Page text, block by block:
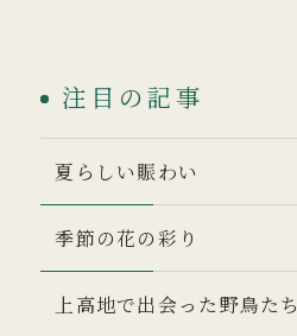
注目の記事
夏らしい賑わい
季節の花の彩り
上高地で出会った野鳥たち